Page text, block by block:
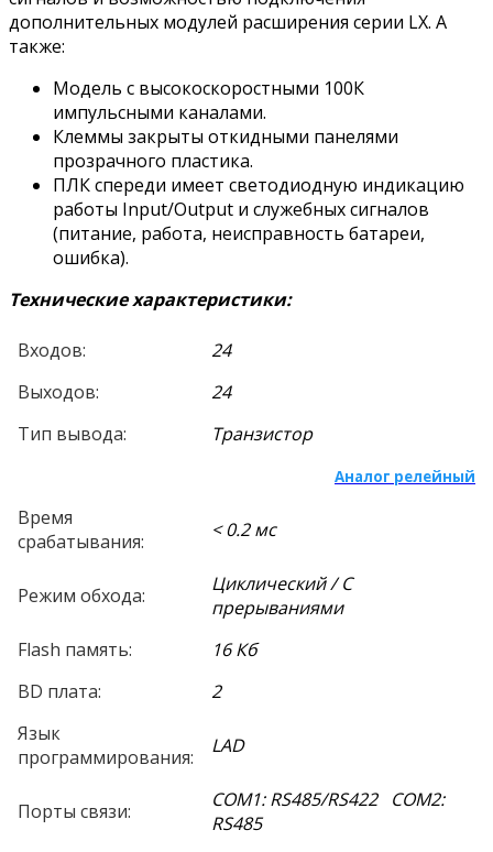
дополнительных модулей расширения серии LX. А
также:
Модель с высокоскоростными 100К
импульсными каналами.
Клеммы закрыты откидными панелями
прозрачного пластика.
ПЛК спереди имеет светодиодную индикацию
работы Input/Output и служебных сигналов
(питание, работа, неисправность батареи,
ошибка).
Технические характеристики:
Входов:
24
Выходов:
24
Тип вывода:
Транзистор
Аналог релейный
Время
срабатывания:
< 0.2 мс
Режим обхода:
Циклический / С
прерываниями
Flash память:
16 Кб
BD плата:
2
Язык
программирования:
LAD
Порты связи:
COM1: RS485/RS422 COM2:
RS485